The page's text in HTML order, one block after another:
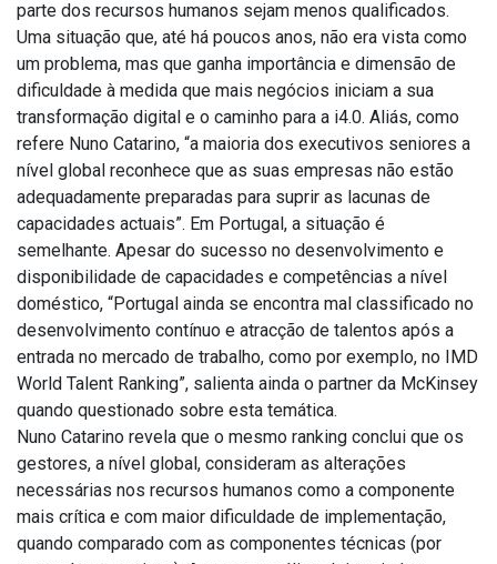
parte dos recursos humanos sejam menos qualificados.
Uma situação que, até há poucos anos, não era vista como
um problema, mas que ganha importância e dimensão de
dificuldade à medida que mais negócios iniciam a sua
transformação digital e o caminho para a i4.0. Aliás, como
refere Nuno Catarino, “a maioria dos executivos seniores a
nível global reconhece que as suas empresas não estão
adequadamente preparadas para suprir as lacunas de
capacidades actuais”. Em Portugal, a situação é
semelhante. Apesar do sucesso no desenvolvimento e
disponibilidade de capacidades e competências a nível
doméstico, “Portugal ainda se encontra mal classificado no
desenvolvimento contínuo e atracção de talentos após a
entrada no mercado de trabalho, como por exemplo, no IMD
World Talent Ranking”, salienta ainda o partner da McKinsey
quando questionado sobre esta temática.
Nuno Catarino revela que o mesmo ranking conclui que os
gestores, a nível global, consideram as alterações
necessárias nos recursos humanos como a componente
mais crítica e com maior dificuldade de implementação,
quando comparado com as componentes técnicas (por